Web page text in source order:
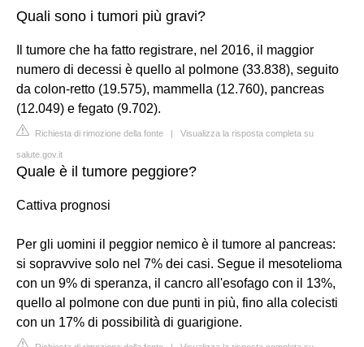
Quali sono i tumori più gravi?
Il tumore che ha fatto registrare, nel 2016, il maggior
numero di decessi è quello al polmone (33.838), seguito
da colon-retto (19.575), mammella (12.760), pancreas
(12.049) e fegato (9.702).
Richiesta di rimozione della fonte | Visualizza la risposta completa su
salute.gov.it
Quale è il tumore peggiore?
Cattiva prognosi
Per gli uomini il peggior nemico è il tumore al pancreas:
si sopravvive solo nel 7% dei casi. Segue il mesotelioma
con un 9% di speranza, il cancro all'esofago con il 13%,
quello al polmone con due punti in più, fino alla colecisti
con un 17% di possibilità di guarigione.